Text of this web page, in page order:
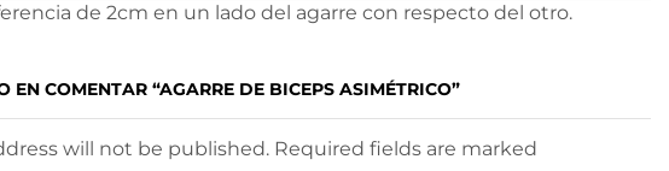
de 2cm en un lado del agarre con respecto del otro.
EN COMENTAR “AGARRE DE BICEPS ASIMÉTRICO”
will not be published. Required fields are marked